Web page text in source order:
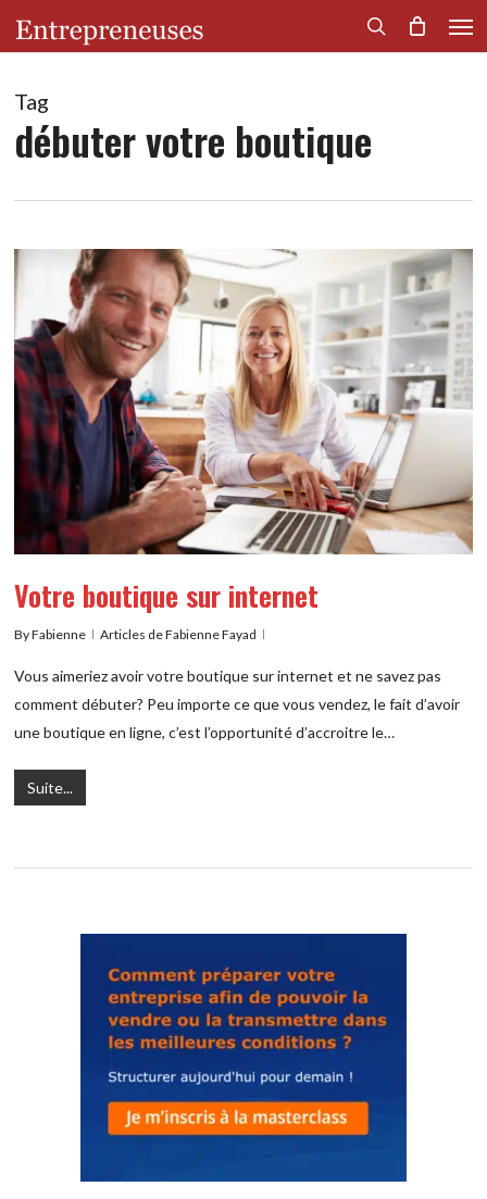
content
search
Tag
débuter votre boutique
Votre boutique sur internet
ByFabienne Articles de Fabienne Fayad
Vous aimeriez avoir votre boutique sur internet et ne savez pas
comment débuter? Peu importe ce que vous vendez, le fait d’avoir
une boutique en ligne, c’est l’opportunité d’accroitre le…
Suite...